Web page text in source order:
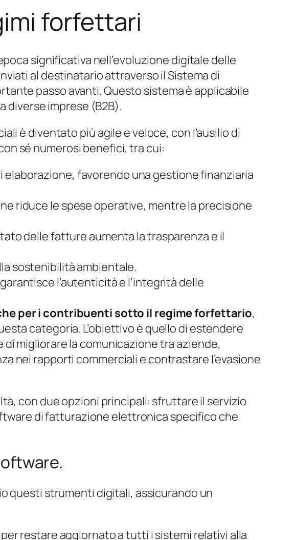
forfettari
significativa nell’evoluzione digitale delle
al destinatario attraverso il Sistema di
passo avanti. Questo sistema è applicabile
diverse imprese (B2B).
è diventato più agile e veloce, con l’ausilio di
sé numerosi benefici, tra cui:
favorendo una gestione finanziaria
riduce le spese operative, mentre la precisione
delle fatture aumenta la trasparenza e il
sostenibilità ambientale.
l’autenticità e l’integrità delle
per i contribuenti sotto il regime forfettario,
categoria. L’obiettivo è quello di estendere
migliorare la comunicazione tra aziende,
nei rapporti commerciali e contrastare l’evasione
con due opzioni principali: sfruttare il servizio
di fatturazione elettronica specifico che
questi strumenti digitali, assicurando un
restare aggiornato a tutti i sistemi relativi alla